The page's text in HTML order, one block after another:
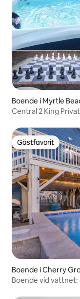
Boende i Myrtle
Central 2 King
Gästfavorit
Gästfavorit
Boende i Cherry
Boende vid